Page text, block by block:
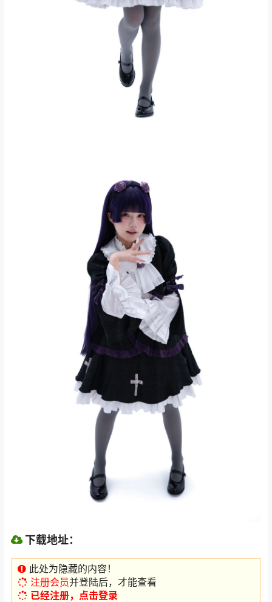
下载地址：
此处为隐藏的内容！
注册会员并登陆后，才能查看
已经注册，点击登录